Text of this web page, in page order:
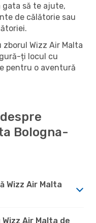
să te ajute,
de călătorie sau
Wizz Air Malta
ți locul cu
pentru o aventură
Bologna-
Wizz Air Malta
Air Malta de